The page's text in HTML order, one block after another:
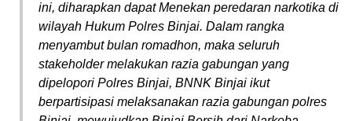
ini, diharapkan dapat Menekan peredaran narkotika di
wilayah Hukum Polres Binjai. Dalam rangka
menyambut bulan romadhon, maka seluruh
stakeholder melakukan razia gabungan yang
dipelopori Polres Binjai, BNNK Binjai ikut
berpartisipasi melaksanakan razia gabungan polres